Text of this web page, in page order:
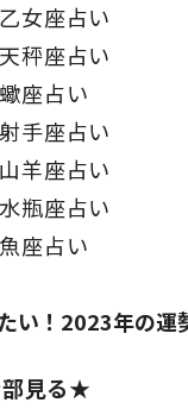
女座占い
秤座占い
座占い
手座占い
羊座占い
瓶座占い
座占い
い！2023年の運
部見る★